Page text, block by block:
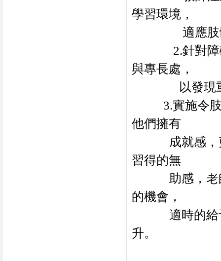
學習環境，
適應
2.針對
與專長處，
以發現
3.實施令
他們擁有
成就感
習得的無
助感，
的機會，
適時的
升。